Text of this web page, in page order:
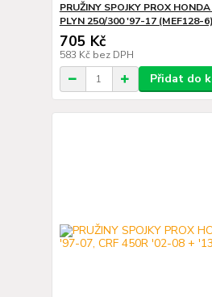
PRUŽINY SPOJKY PROX
PLYN 250/300 '97-17 (MEF128-6)
705 Kč
583 Kč bez DPH
Přidat do